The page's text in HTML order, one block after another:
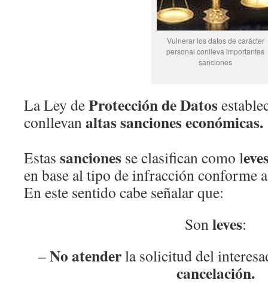
Vulnerar los datos de carácter
personal conlleva importantes
sanciones
La Ley deProtección de Datos
conllevanaltas sanciones económicas.
Estas sanciones se clasifican como l
en base al tipo de infracción conforme
En este sentido cabe señalar que:
Sonleves:
–No atenderla solicitud del
cancelación.